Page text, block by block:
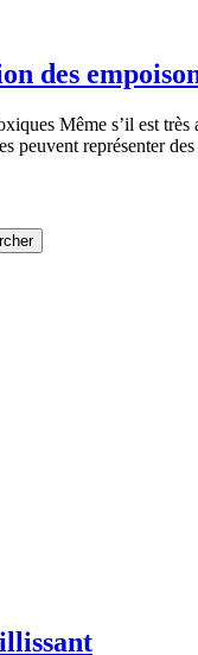
des
Même s’il est
peuvent représenter